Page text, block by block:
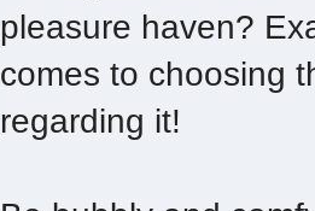
pleasure haven?
comes to choosing
regarding it!